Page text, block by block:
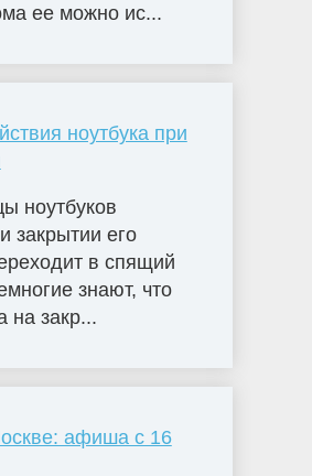
ее можно ис...
ноутбука при
ноутбуков
закрытии его
в спящий
знают, что
на закр...
афиша с 16